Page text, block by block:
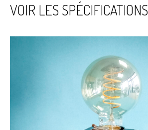
VOIR LES SPÉCIFICATIONS